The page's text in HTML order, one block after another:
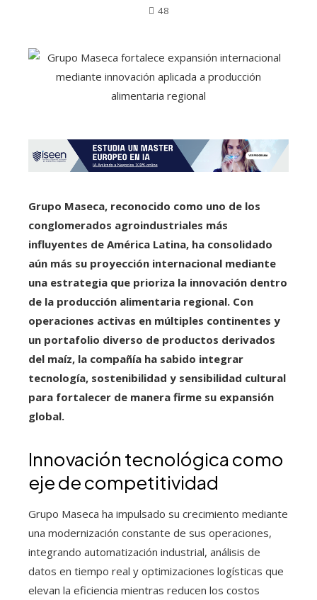
48
Grupo Maseca, reconocido como uno de los
conglomerados agroindustriales más
influyentes de América Latina, ha consolidado
aún más su proyección internacional mediante
una estrategia que prioriza la innovación dentro
de la producción alimentaria regional. Con
operaciones activas en múltiples continentes y
un portafolio diverso de productos derivados
del maíz, la compañía ha sabido integrar
tecnología, sostenibilidad y sensibilidad cultural
para fortalecer de manera firme su expansión
global.
Innovación tecnológica como
eje de competitividad
Grupo Maseca ha impulsado su crecimiento mediante
una modernización constante de sus operaciones,
integrando automatización industrial, análisis de
datos en tiempo real y optimizaciones logísticas que
elevan la eficiencia mientras reducen los costos